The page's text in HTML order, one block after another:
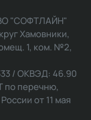
"СОФТЛАЙН"
Хамовники,
1, ком. №2,
/ ОКВЭД: 46.90
по перечню,
от 11 мая